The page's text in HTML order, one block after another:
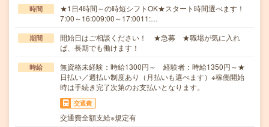
時間
★1日4時間～の時短シフトOK★スタート時間選べます！
7:00～16:009:00～17:0011:…
期間
開始日はご相談ください！ ★急募 ★職場が気に入れ
ば、長期でも働けます！
時給
無資格未経験：時給1300円～ 経験者：時給1350円～★
日払い／週払い制度あり（月払いも選べます）※稼働開始
時は手続き完了次第のお支払いとなります。
交通費
交通費全額支給※規定有